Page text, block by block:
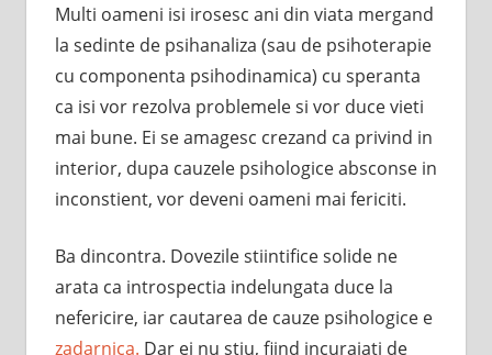
Multi oameni isi irosesc ani din viata mergand
la sedinte de psihanaliza (sau de psihoterapie
cu componenta psihodinamica) cu speranta
ca isi vor rezolva problemele si vor duce vieti
mai bune. Ei se amagesc crezand ca privind in
interior, dupa cauzele psihologice absconse in
inconstient, vor deveni oameni mai fericiti.
Ba dincontra. Dovezile stiintifice solide ne
arata ca introspectia indelungata duce la
nefericire, iar cautarea de cauze psihologice e
zadarnica. Dar ei nu stiu, fiind incurajati de